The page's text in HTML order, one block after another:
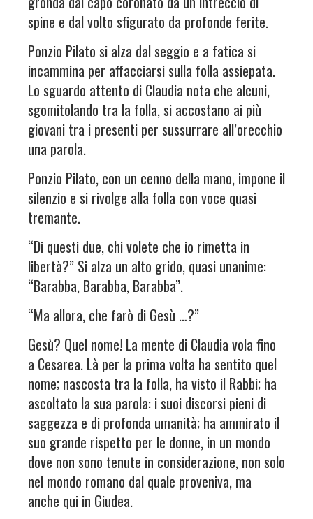
spine e dal volto sfigurato da profonde ferite.
Ponzio Pilato si alza dal seggio e a fatica si
incammina per affacciarsi sulla folla assiepata.
Lo sguardo attento di Claudia nota che alcuni,
sgomitolando tra la folla, si accostano ai più
giovani tra i presenti per sussurrare all’orecchio
una parola.
Ponzio Pilato, con un cenno della mano, impone il
silenzio e si rivolge alla folla con voce quasi
tremante.
“Di questi due, chi volete che io rimetta in
libertà?” Si alza un alto grido, quasi unanime:
“Barabba, Barabba, Barabba”.
“Ma allora, che farò di Gesù …?”
Gesù? Quel nome! La mente di Claudia vola fino
a Cesarea. Là per la prima volta ha sentito quel
nome; nascosta tra la folla, ha visto il Rabbi; ha
ascoltato la sua parola: i suoi discorsi pieni di
saggezza e di profonda umanità; ha ammirato il
suo grande rispetto per le donne, in un mondo
dove non sono tenute in considerazione, non solo
nel mondo romano dal quale proveniva, ma
anche qui in Giudea.